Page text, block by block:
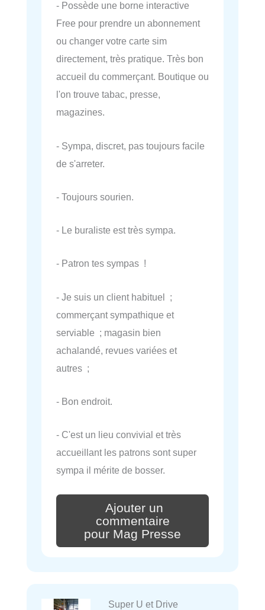
- Possède une borne interactive
Free pour prendre un abonnement
ou changer votre carte sim
directement, très pratique. Très bon
accueil du commerçant. Boutique ou
l'on trouve tabac, presse,
magazines.
- Sympa, discret, pas toujours facile
de s'arreter.
- Toujours sourien.
- Le buraliste est très sympa.
- Patron tes sympas !
- Je suis un client habituel ;
commerçant sympathique et
serviable ; magasin bien
achalandé, revues variées et
autres ;
- Bon endroit.
- C'est un lieu convivial et très
accueillant les patrons sont super
sympa il mérite de bosser.
Ajouter un
commentaire
pour Mag Presse
Super U et Drive